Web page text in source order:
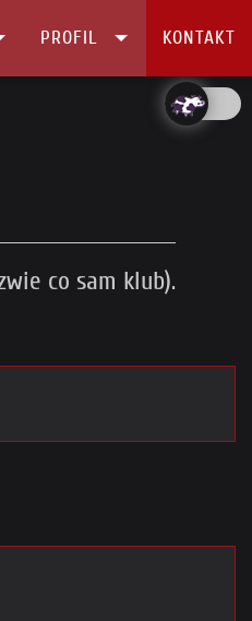
PROFIL KONTAKT
co sam klub).